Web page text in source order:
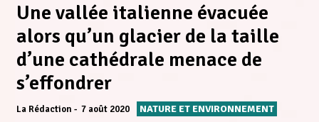
Une vallée italienne évacuée
alors qu’un glacier de la taille
d’une cathédrale menace de
s’effondrer
La Rédaction 7 août 2020 NATURE ET ENVIRONNEMENT